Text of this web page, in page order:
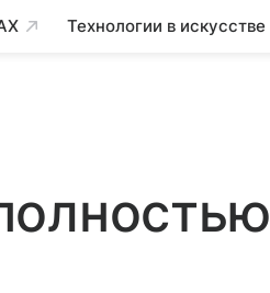
Технологии в искусстве